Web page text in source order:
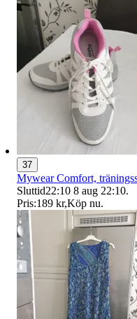
37
Mywear Comfort,
Sluttid22:10 8 aug 22:10.
Pris:189 kr,Köp nu.